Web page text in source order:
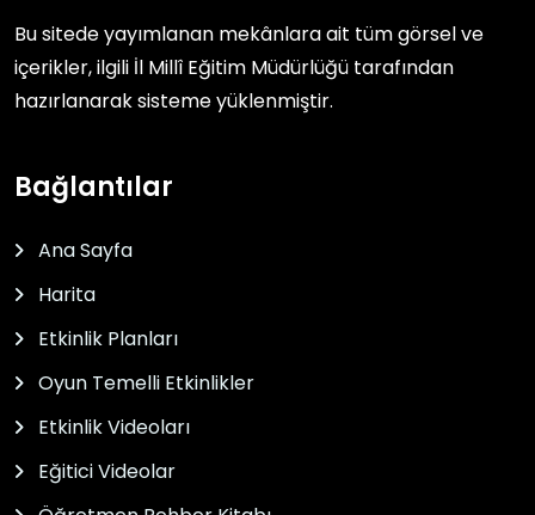
Bu sitede yayımlanan mekânlara ait tüm görsel ve
içerikler, ilgili İl Millî Eğitim Müdürlüğü tarafından
hazırlanarak sisteme yüklenmiştir.
Bağlantılar
Ana Sayfa
Harita
Etkinlik Planları
Oyun Temelli Etkinlikler
Etkinlik Videoları
Eğitici Videolar